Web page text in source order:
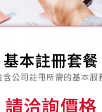
基本註冊套餐
包含公司註冊所需的基本服務
請洽詢價格